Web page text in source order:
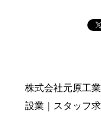
株式会社元原工
設業｜スタッフ